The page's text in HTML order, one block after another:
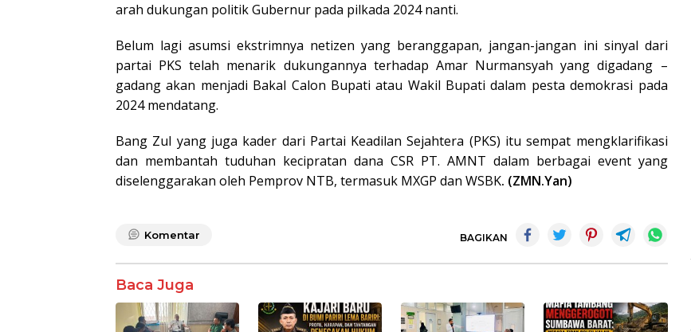
arah dukungan politik Gubernur pada pilkada 2024 nanti.
Belum lagi asumsi ekstrimnya netizen yang beranggapan, jangan-jangan ini sinyal dari
partai PKS telah menarik dukungannya terhadap Amar Nurmansyah yang digadang –
gadang akan menjadi Bakal Calon Bupati atau Wakil Bupati dalam pesta demokrasi pada
2024 mendatang.
Bang Zul yang juga kader dari Partai Keadilan Sejahtera (PKS) itu sempat mengklarifikasi
dan membantah tuduhan kecipratan dana CSR PT. AMNT dalam berbagai event yang
diselenggarakan oleh Pemprov NTB, termasuk MXGP dan WSBK. (ZMN.Yan)
Komentar BAGIKAN
Baca Juga